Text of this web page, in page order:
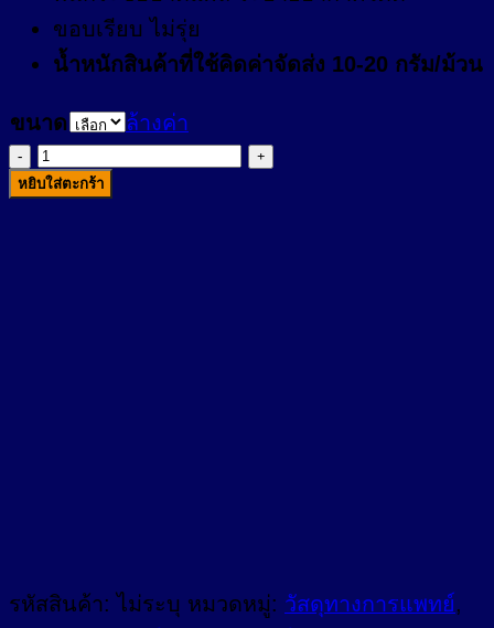
ขอบเรียบ ไม่รุ่ย
น้ำหนักสินค้าที่ใช้คิดค่าจัดส่ง 10-20 กรัม/ม้วน
ขนาด
ล้างค่า
จำนวน
ไท
หยิบใส่ตะกร้า
รหัสสินค้า:ไม่ระบุ หมวดหมู่: วัสดุทางการแพทย์,